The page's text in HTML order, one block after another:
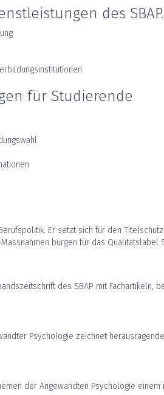
des SBAP.
für Studierende
Er setzt sich für den
bürgen für das Qualitätslabel
des SBAP mit Fachartikeln,
Psychologie zeichnet
der Angewandten Psychologie